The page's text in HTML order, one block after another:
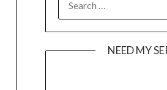
FOR:
NEED MY